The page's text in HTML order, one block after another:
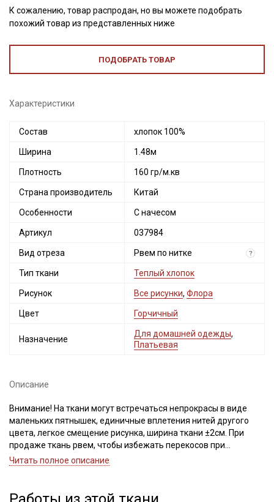
К сожалению, товар распродан, но вы можете подобрать
похожий товар из представленных ниже
ПОДОБРАТЬ ТОВАР
Характеристики
Состав хлопок 100%
Ширина 1.48м
Плотность 160 гр/м.кв
Страна производитель Китай
Особенности С начесом
Артикул 037984
Вид отреза Рвем по нитке ?
Тип ткани Теплый хлопок
Рисунок Все рисунки, Флора
Цвет Горчичный
Назначение
Для домашней одежды,
Платьевая
Описание
Внимание! На ткани могут встречаться непрокрасы в виде
маленьких пятнышек, единичные вплетения нитей другого
цвета, легкое смещение рисунка, ширина ткани ±2см. При
продаже ткань рвем, чтобы избежать перекосов при
дальнейшей обработке. Просим учитывать это при заказе!
начесом, тактильно напоминает фланель, но имеет более
Читать полное описание